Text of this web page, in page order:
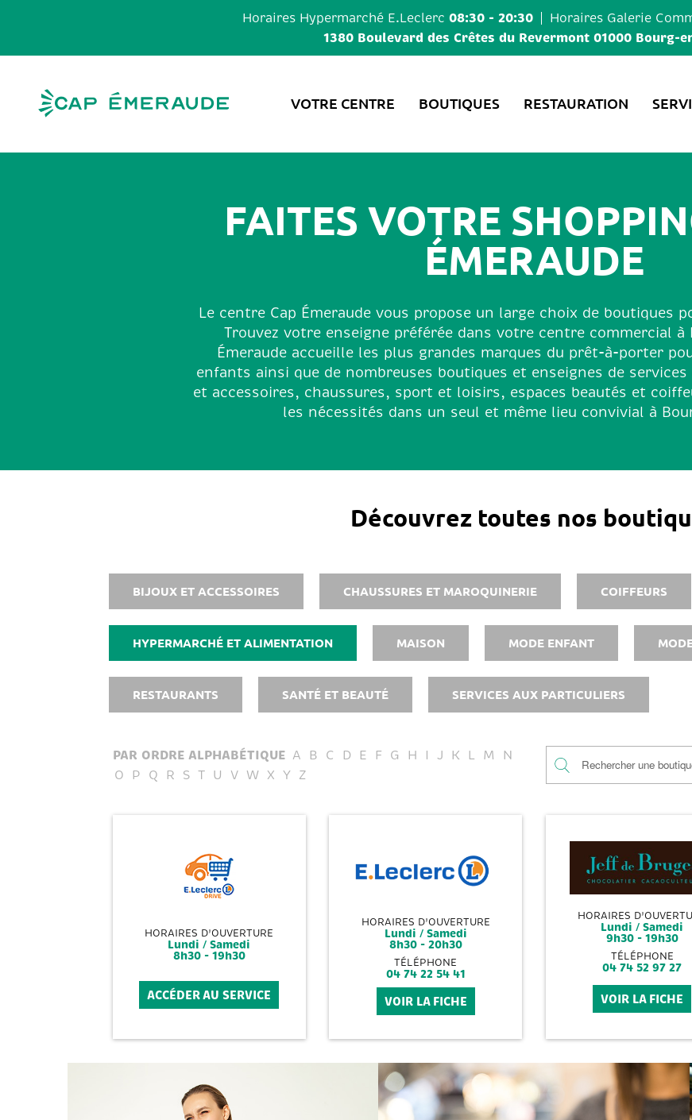
Horaires Hypermarché E.Leclerc 08:30 - 20:30 Horaires Galerie
1380 Boulevard des Crêtes du Revermont 01000 Bourg-
VOTRE CENTRE BOUTIQUES RESTAURATION
FAITES VOTRE
ÉMERAUDE
Le centre Cap Émeraude vous propose un large choix de boutiques
Trouvez votre enseigne préférée dans votre centre commercial à
Émeraude accueille les plus grandes marques du prêt-à-porter
enfants ainsi que de nombreuses boutiques et enseignes de
et accessoires, chaussures, sport et loisirs, espaces beautés et
les nécessités dans un seul et même lieu convivial à
Découvrez toutes nos
BIJOUX ET ACCESSOIRES CHAUSSURES ET MAROQUINERIE COIFFEURS
HYPERMARCHÉ ET ALIMENTATION MAISON MODE ENFANT
RESTAURANTS SANTÉ ET BEAUTÉ SERVICES AUX PARTICULIERS
PAR ORDRE ALPHABÉTIQUE A B C D E F G H I J K L M
N
O P Q R S T U V W X Y Z
HORAIRES D'OUVERTURE
Lundi / Samedi
8h30 - 19h30
ACCÉDER AU SERVICE
HORAIRES D'OUVERTURE
Lundi / Samedi
8h30 - 20h30
TÉLÉPHONE
04 74 22 54 41
VOIR LA FICHE
HORAIRES
Lundi / Samedi
9h30 - 19h30
TÉLÉPHONE
04 74 52 97 27
VOIR LA FICHE